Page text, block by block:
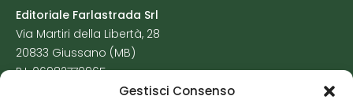
Gestisci Consenso
Editoriale Farlastrada Srl
Via Martiri della Libertà, 28
20833 Giussano (MB)
P.I. 06982770965